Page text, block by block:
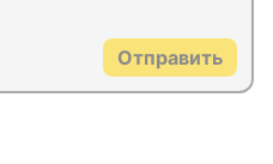
Отправить